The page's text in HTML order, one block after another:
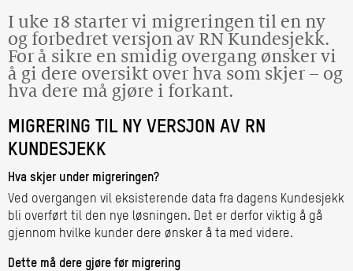
I uke 18 starter vi migreringen til en ny
og forbedret versjon av RN Kundesjekk.
For å sikre en smidig overgang ønsker vi
å gi dere oversikt over hva som skjer – og
hva dere må gjøre i forkant.
MIGRERING TIL NY VERSJON AV RN
KUNDESJEKK
Hva skjer under migreringen?
Ved overgangen vil eksisterende data fra dagens Kundesjekk
bli overført til den nye løsningen. Det er derfor viktig å gå
gjennom hvilke kunder dere ønsker å ta med videre.
Dette må dere gjøre før migrering